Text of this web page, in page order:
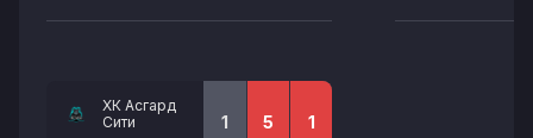
ХК Асгард
Сити
1 5 1